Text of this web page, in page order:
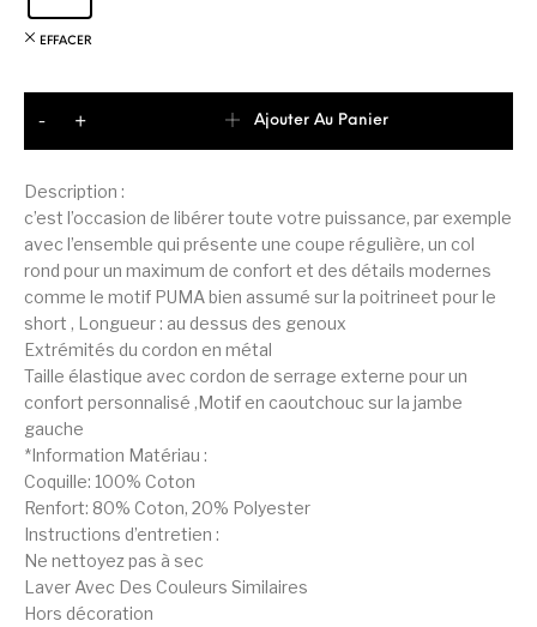
Description :
c’est l’occasion de libérer toute votre puissance, par exemple
avec l’ensemble qui présente une coupe régulière, un col
rond pour un maximum de confort et des détails modernes
comme le motif PUMA bien assumé sur la poitrineet pour le
short , Longueur : au dessus des genoux
Extrémités du cordon en métal
Taille élastique avec cordon de serrage externe pour un
confort personnalisé ,Motif en caoutchouc sur la jambe
gauche
*Information Matériau :
Coquille: 100% Coton
Renfort: 80% Coton, 20% Polyester
Instructions d’entretien :
Ne nettoyez pas à sec
Laver Avec Des Couleurs Similaires
Hors décoration
EFFACER
-
+
Ajouter Au Panier